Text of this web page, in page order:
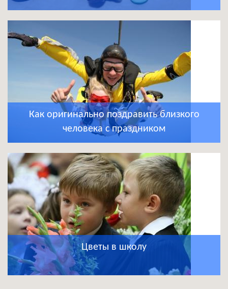
Как оригинально поздравить близкого
человека с праздником
Цветы в школу